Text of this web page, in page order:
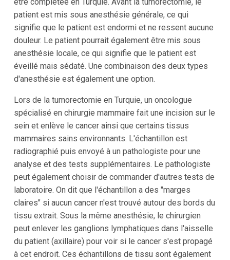
patient est mis sous anesthésie générale, ce qui
signifie que le patient est endormi et ne ressent aucune
douleur. Le patient pourrait également être mis sous
anesthésie locale, ce qui signifie que le patient est
éveillé mais sédaté. Une combinaison des deux types
d'anesthésie est également une option.
Lors de la tumorectomie en Turquie, un oncologue
spécialisé en chirurgie mammaire fait une incision sur le
sein et enlève le cancer ainsi que certains tissus
mammaires sains environnants. L'échantillon est
radiographié puis envoyé à un pathologiste pour une
analyse et des tests supplémentaires. Le pathologiste
peut également choisir de commander d'autres tests de
laboratoire. On dit que l'échantillon a des "marges
claires" si aucun cancer n'est trouvé autour des bords du
tissu extrait. Sous la même anesthésie, le chirurgien
peut enlever les ganglions lymphatiques dans l'aisselle
du patient (axillaire) pour voir si le cancer s'est propagé
à cet endroit. Ces échantillons de tissu sont également